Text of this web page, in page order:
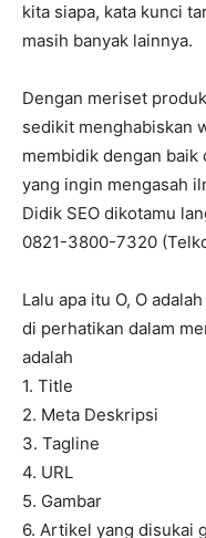
kita siapa, kata kunci
masih banyak lainnya.
Dengan meriset
sedikit menghabiskan
membidik dengan baik
yang ingin mengasah
Didik SEO dikotamu
0821-3800-7320
Lalu apa itu O, O
di perhatikan dalam
adalah
1. Title
2. Meta Deskripsi
3. Tagline
4. URL
5. Gambar
6. Artikel yang disukai